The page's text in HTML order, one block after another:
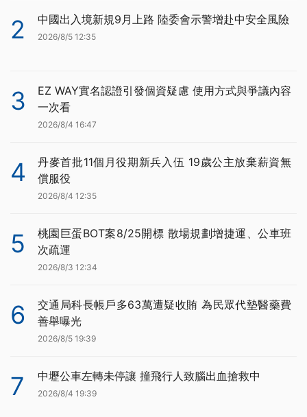
2 中國出入境新規9月上路 陸委會示警增赴中安全風險
2026/8/5 12:35
3
EZ WAY實名認證引發個資疑慮 使用方式與爭議內容
一次看
2026/8/4 16:47
4
丹麥首批11個月役期新兵入伍 19歲公主放棄薪資無
償服役
2026/8/4 12:35
5
桃園巨蛋BOT案8/25開標 散場規劃增捷運、公車班
次疏運
2026/8/3 12:34
6
交通局科長帳戶多63萬遭疑收賄 為民眾代墊醫藥費
善舉曝光
2026/8/5 19:39
7 中壢公車左轉未停讓 撞飛行人致腦出血搶救中
2026/8/4 19:39